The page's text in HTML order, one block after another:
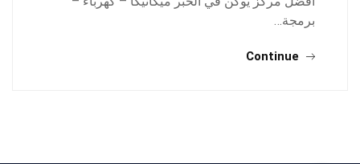
برمجة…
Continue